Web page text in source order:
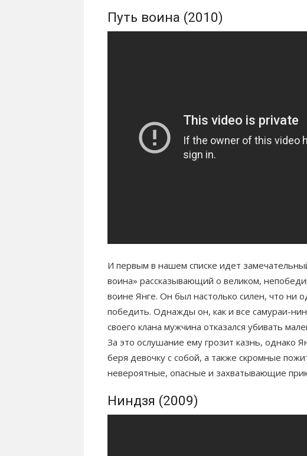
Путь воина (2010)
И первым в нашем списке идет
воина» рассказывающий о великом,
воине Янге. Он был настолько силен, что ни
победить. Однажды он, как и все самураи-
своего клана мужчина отказался убивать
За это ослушание ему грозит казнь, однако
беря девочку с собой, а также скромные
невероятные, опасные и захватывающие
Ниндзя (2009)